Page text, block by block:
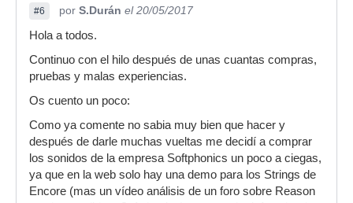
#6 por S.Durán el 20/05/2017
Hola a todos.
Continuo con el hilo después de unas cuantas compras,
pruebas y malas experiencias.
Os cuento un poco:
Como ya comente no sabia muy bien que hacer y
después de darle muchas vueltas me decidí a comprar
los sonidos de la empresa Softphonics un poco a ciegas,
ya que en la web solo hay una demo para los Strings de
Encore (mas un vídeo análisis de un foro sobre Reason